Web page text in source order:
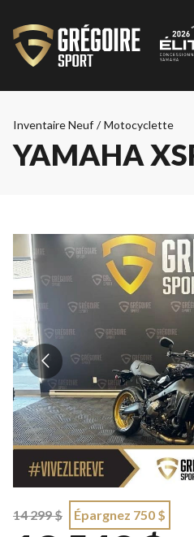
Inventaire Neuf / Motocyclette
YAMAHA
14 299 $ Épargnez 750 $